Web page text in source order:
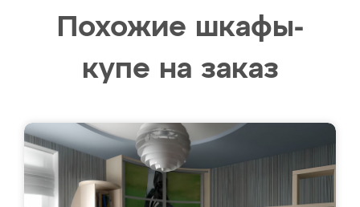
Похожие шкафы-
купе на заказ